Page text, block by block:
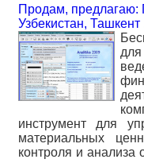
Продам, предлагаю:
Узбекистан, Ташкент
инструмент для
материальных
контроля и анализа